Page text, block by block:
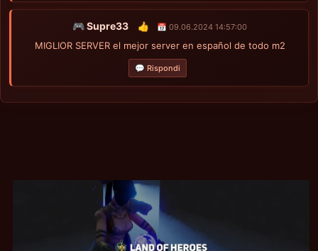
🎮 Supre33 👍 📅 09.06.2024 14:57:00
MIGLIOR SERVER el mejor server en español de todo m2
💬 Rispondi